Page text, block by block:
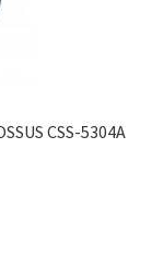
CSS-5304A